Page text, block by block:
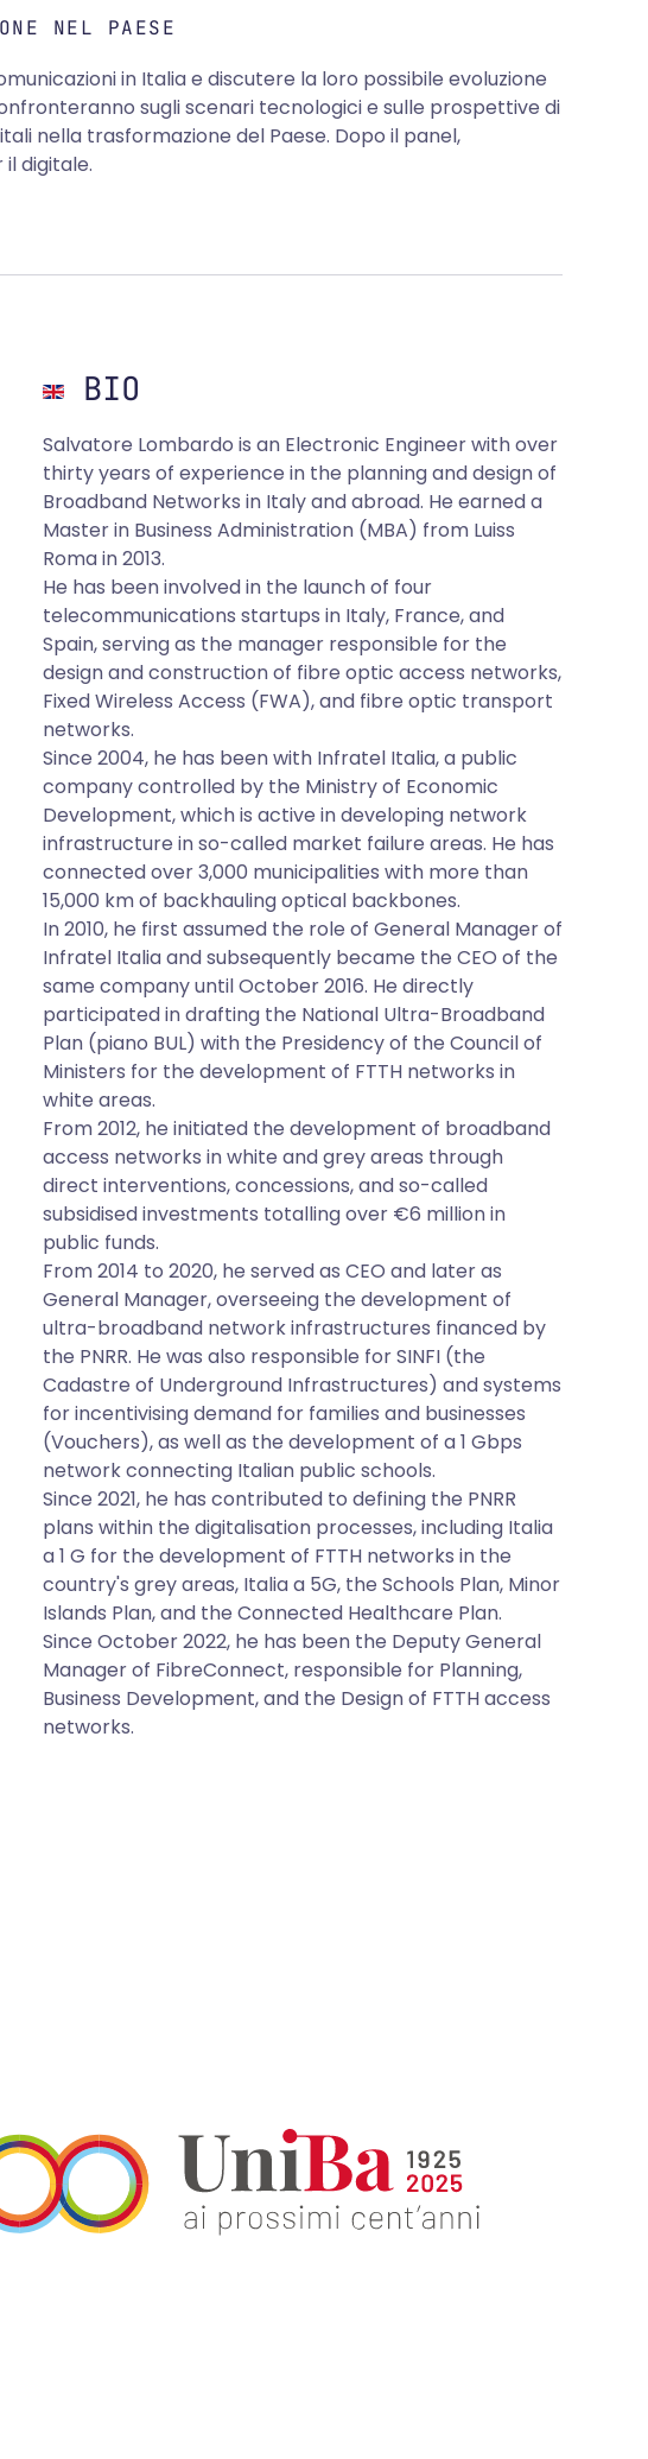
NEL PAESE
in Italia e discutere la loro possibile evoluzione
sugli scenari tecnologici e sulle prospettive di
nella trasformazione del Paese. Dopo il panel,
digitale.
BIO
Salvatore Lombardo is an Electronic Engineer with over
thirty years of experience in the planning and design of
Broadband Networks in Italy and abroad. He earned a
Master in Business Administration (MBA) from Luiss
Roma in 2013.
He has been involved in the launch of four
telecommunications startups in Italy, France, and
Spain, serving as the manager responsible for the
design and construction of fibre optic access networks,
Fixed Wireless Access (FWA), and fibre optic transport
networks.
Since 2004, he has been with Infratel Italia, a public
company controlled by the Ministry of Economic
Development, which is active in developing network
infrastructure in so-called market failure areas. He has
connected over 3,000 municipalities with more than
15,000 km of backhauling optical backbones.
In 2010, he first assumed the role of General Manager of
Infratel Italia and subsequently became the CEO of the
same company until October 2016. He directly
participated in drafting the National Ultra-Broadband
Plan (piano BUL) with the Presidency of the Council of
Ministers for the development of FTTH networks in
white areas.
From 2012, he initiated the development of broadband
access networks in white and grey areas through
direct interventions, concessions, and so-called
subsidised investments totalling over €6 million in
public funds.
From 2014 to 2020, he served as CEO and later as
General Manager, overseeing the development of
ultra-broadband network infrastructures financed by
the PNRR. He was also responsible for SINFI (the
Cadastre of Underground Infrastructures) and systems
for incentivising demand for families and businesses
(Vouchers), as well as the development of a 1 Gbps
network connecting Italian public schools.
Since 2021, he has contributed to defining the PNRR
plans within the digitalisation processes, including Italia
a 1 G for the development of FTTH networks in the
country's grey areas, Italia a 5G, the Schools Plan, Minor
Islands Plan, and the Connected Healthcare Plan.
Since October 2022, he has been the Deputy General
Manager of FibreConnect, responsible for Planning,
Business Development, and the Design of FTTH access
networks.